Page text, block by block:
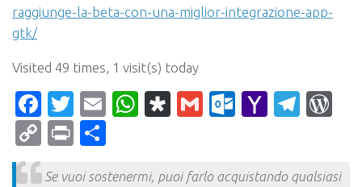
raggiunge-la-beta-con-una-miglior-integrazione-app-
gtk/
Visited 49 times, 1 visit(s) today
Facebook
Twitter
EmailWhatsApp
Diaspora
Gmail Yahoo
CopyPrint
Se vuoi sostenermi, puoi farlo acquistando qualsiasi